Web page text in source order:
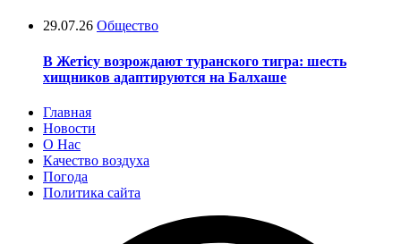
29.07.26 Общество
В Жетісу возрождают туранского тигра: шесть
хищников адаптируются на Балхаше
Главная
Новости
О Нас
Качество воздуха
Погода
Политика сайта